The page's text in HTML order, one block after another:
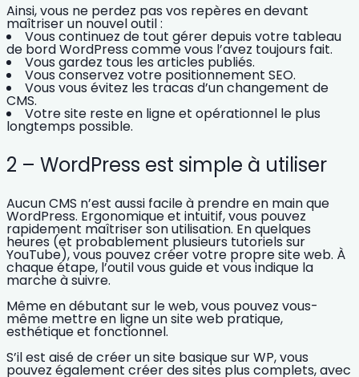
Ainsi, vous ne perdez pas vos repères en devant
maîtriser un nouvel outil :
Vous continuez de tout gérer depuis votre tableau
de bord WordPress comme vous l’avez toujours fait.
Vous gardez tous les articles publiés.
Vous conservez votre positionnement SEO.
Vous vous évitez les tracas d’un changement de
CMS.
Votre site reste en ligne et opérationnel le plus
longtemps possible.
2 – WordPress est simple à utiliser
Aucun CMS n’est aussi facile à prendre en main que
WordPress. Ergonomique et intuitif, vous pouvez
rapidement maîtriser son utilisation. En quelques
heures (et probablement plusieurs tutoriels sur
YouTube), vous pouvez créer votre propre site web. À
chaque étape, l’outil vous guide et vous indique la
marche à suivre.
Même en débutant sur le web, vous pouvez vous-
même mettre en ligneun site web pratique,
esthétique et fonctionnel.
S’il est aisé de créer un site basique sur WP, vous
pouvez également créer des sites plus complets, avec